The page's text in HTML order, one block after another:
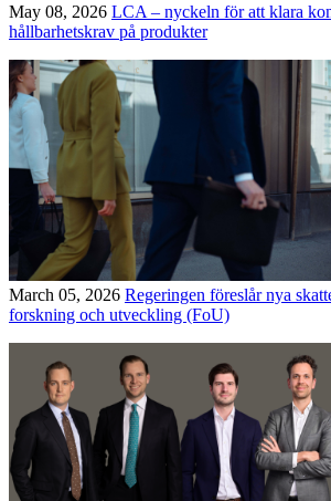
May 08, 2026 LCA – nyckeln för att klara
hållbarhetskrav på produkter
March 05, 2026 Regeringen föreslår nya
forskning och utveckling (FoU)